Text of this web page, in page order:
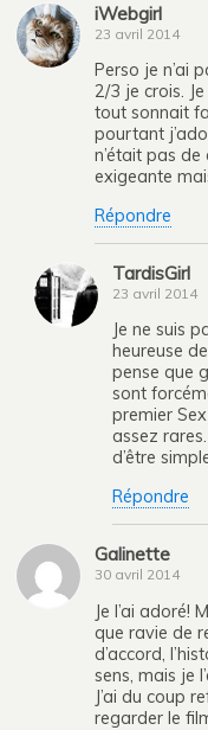
iWebgirl
23 avril 2014
Perso je n’ai
2/3 je crois.
tout sonnait
pourtant
n’était pas
exigeante
Répondre
TardisGirl
23 avril 2014
Je ne suis
heureuse
pense que
sont
premier
assez
d’être
Répondre
Galinette
30 avril 2014
Je l’ai adoré!
que ravie de
d’accord,
sens, mais je
J’ai du coup
regarder le